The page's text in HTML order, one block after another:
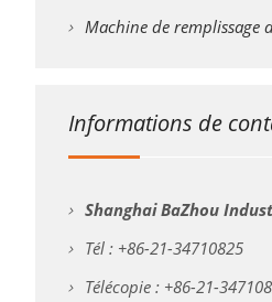
Machine de remplissage
Informations de
Shanghai BaZhou
Tél : +86-21-34710825
Télécopie : +86-21-